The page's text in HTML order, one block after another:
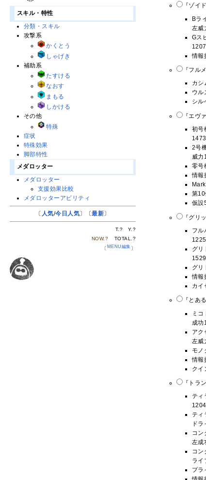
『ゾイ
Bラ
左威
Gス
情報
『フル
カ
ウ
シ
『エヴ
初号
2号
威
零
情報
第
仮設
『グリ
フ
グ
グ
情報
カイ
『とあ
ミ
成
ア
左威
モ
情報
クイ
『トラ
ティ
ティ
ド
コ
左成
コ
ラ
プ
スキル・特性
分類・スキル
攻撃系
かくとう
しゃげき
補助系
たすける
なおす
まもる
しかける
その他
特殊
症状
特殊効果
脚部特性
メダロッター
メダロッター
支援効果比較
メダロッターアビリティ
〔 人気/今日人気〕〔最新〕
T. ? Y. ?
NOW.? TOTAL. ?
〔 MENU編集 〕